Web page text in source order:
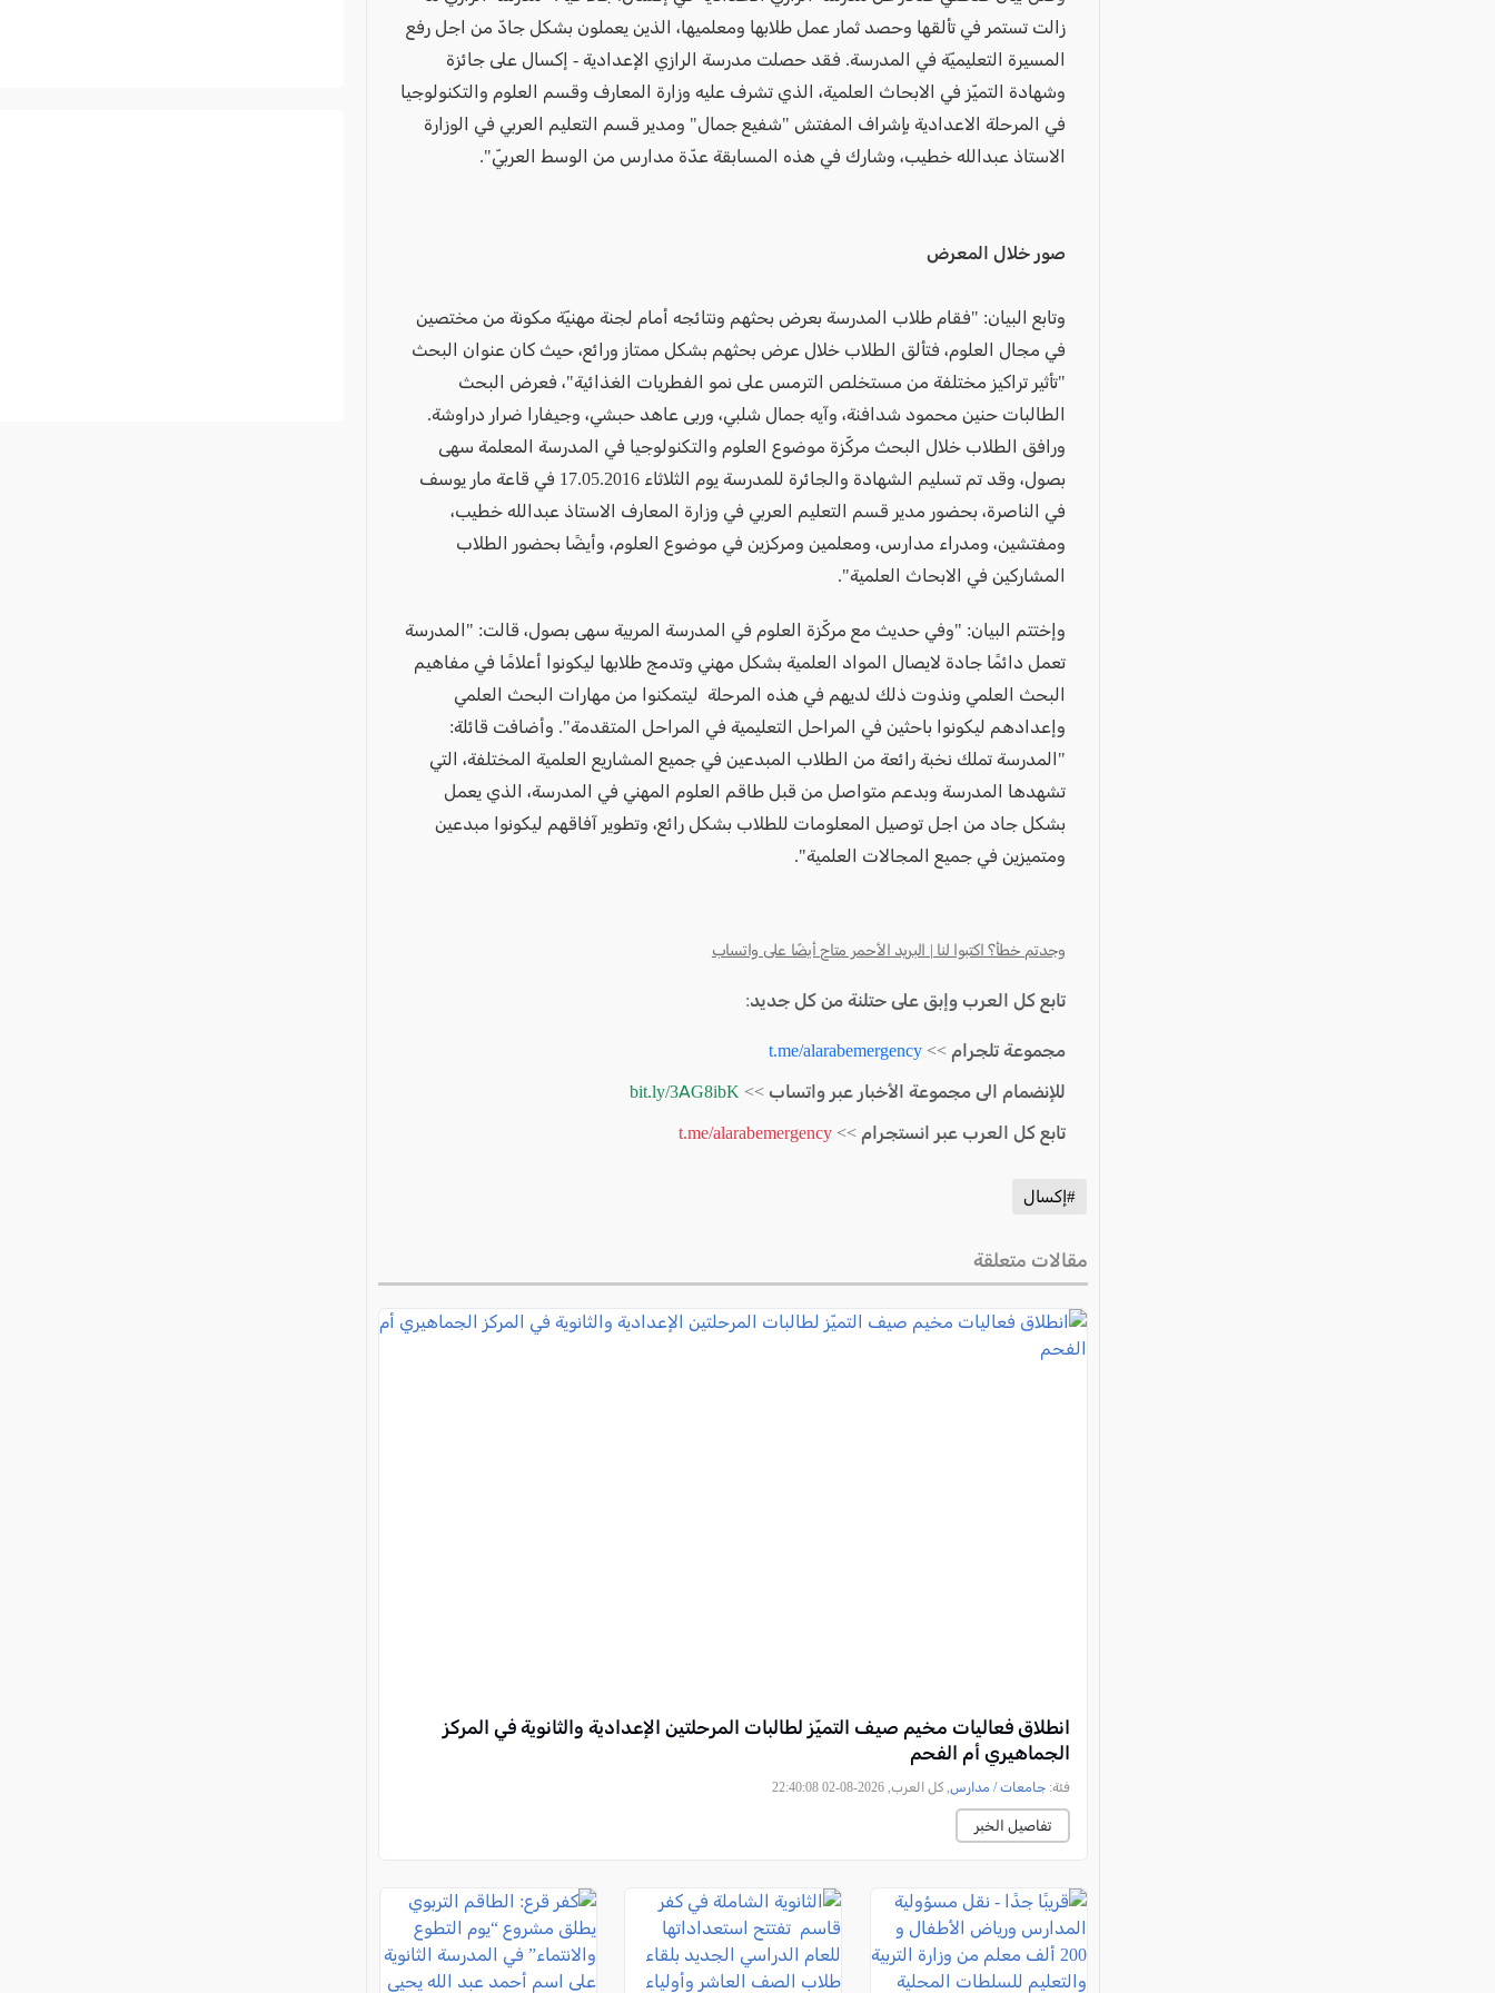
زالت تستمر في تألقها وحصد ثمار عمل طلابها ومعلميها، الذين يعملون بشكل جادّ من اجل رفع
المسيرة التعليميّة في المدرسة. فقد حصلت مدرسة الرازي الإعدادية - إكسال على جائزة
وشهادة التميّز في الابحاث العلمية، الذي تشرف عليه وزارة المعارف وقسم العلوم والتكنولوجيا
في المرحلة الاعدادية بإشراف المفتش "شفيع جمال" ومدير قسم التعليم العربي في الوزارة
الاستاذ عبدالله خطيب، وشارك في هذه المسابقة عدّة مدارس من الوسط العربيّ".
صور خلال المعرض
وتابع البيان: "فقام طلاب المدرسة بعرض بحثهم ونتائجه أمام لجنة مهنيّة مكونة من مختصين
في مجال العلوم، فتألق الطلاب خلال عرض بحثهم بشكل ممتاز ورائع، حيث كان عنوان البحث
"تأثير تراكيز مختلفة من مستخلص الترمس على نمو الفطريات الغذائية"، فعرض البحث
الطالبات حنين محمود شدافنة، وآيه جمال شلبي، وربى عاهد حبشي، وجيفارا ضرار دراوشة.
ورافق الطلاب خلال البحث مركّزة موضوع العلوم والتكنولوجيا في المدرسة المعلمة سهى
بصول، وقد تم تسليم الشهادة والجائرة للمدرسة يوم الثلاثاء 17.05.2016 في قاعة مار يوسف
في الناصرة، بحضور مدير قسم التعليم العربي في وزارة المعارف الاستاذ عبدالله خطيب،
ومفتشين، ومدراء مدارس، ومعلمين ومركزين في موضوع العلوم، وأيضًا بحضور الطلاب
المشاركين في الابحاث العلمية".
وإختتم البيان: "وفي حديث مع مركّزة العلوم في المدرسة المربية سهى بصول، قالت: "المدرسة
تعمل دائمًا جادة لايصال المواد العلمية بشكل مهني وتدمج طلابها ليكونوا أعلامًا في مفاهيم
البحث العلمي ونذوت ذلك لديهم في هذه المرحلة ليتمكنوا من مهارات البحث العلمي
وإعدادهم ليكونوا باحثين في المراحل التعليمية في المراحل المتقدمة". وأضافت قائلة:
"المدرسة تملك نخبة رائعة من الطلاب المبدعين في جميع المشاريع العلمية المختلفة، التي
تشهدها المدرسة وبدعم متواصل من قبل طاقم العلوم المهني في المدرسة، الذي يعمل
بشكل جاد من اجل توصيل المعلومات للطلاب بشكل رائع، وتطوير آفاقهم ليكونوا مبدعين
ومتميزين في جميع المجالات العلمية".
وجدتم خطأ؟ اكتبوا لنا | البريد الأحمر متاح أيضًا على واتساب
تابع كل العرب وإبق على حتلنة من كل جديد:
مجموعة تلجرام >> t.me/alarabemergency
للإنضمام الى مجموعة الأخبار عبر واتساب >> bit.ly/3AG8ibK
تابع كل العرب عبر انستجرام >> t.me/alarabemergency
#إكسال
مقالات متعلقة
انطلاق فعاليات مخيم صيف التميّز لطالبات المرحلتين الإعدادية والثانوية في المركز
الجماهيري أم الفحم
فئة: جامعات / مدارس, كل العرب, 2026-08-02 22:40:08
تفاصيل الخبر